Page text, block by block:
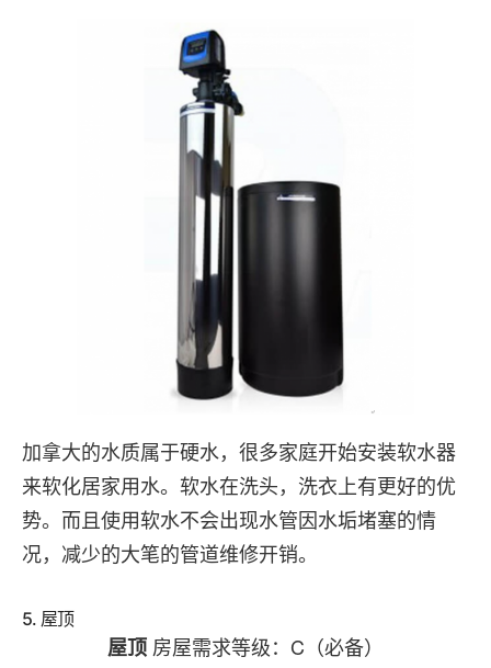
加拿大的水质属于硬水，很多家庭开始安装软水器
来软化居家用水。软水在洗头，洗衣上有更好的优
势。而且使用软水不会出现水管因水垢堵塞的情
况，减少的大笔的管道维修开销。
5. 屋顶
屋顶 房屋需求等级：C（必备）